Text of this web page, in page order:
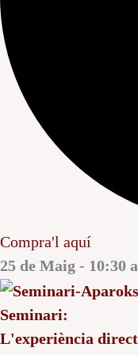
Compra'l aquí
25 de Maig - 10:30
Seminari:
L'experiència